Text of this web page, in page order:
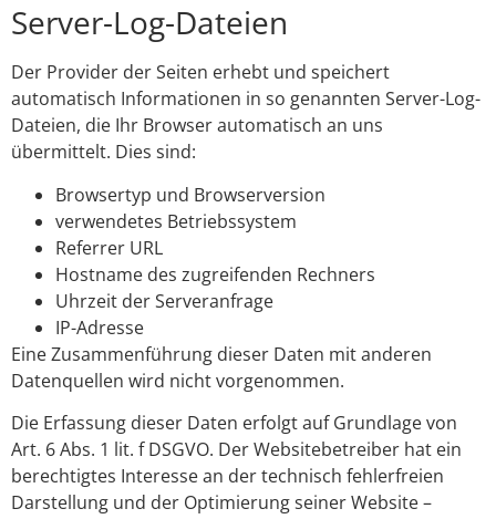
Server-Log-Dateien
Der Provider der Seiten erhebt und speichert
automatisch Informationen in so genannten Server-Log-
Dateien, die Ihr Browser automatisch an uns
übermittelt. Dies sind:
Browsertyp und Browserversion
verwendetes Betriebssystem
Referrer URL
Hostname des zugreifenden Rechners
Uhrzeit der Serveranfrage
IP-Adresse
Eine Zusammenführung dieser Daten mit anderen
Datenquellen wird nicht vorgenommen.
Die Erfassung dieser Daten erfolgt auf Grundlage von
Art. 6 Abs. 1 lit. f DSGVO. Der Websitebetreiber hat ein
berechtigtes Interesse an der technisch fehlerfreien
Darstellung und der Optimierung seiner Website –